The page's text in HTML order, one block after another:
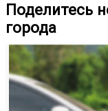
Поделитесь
города